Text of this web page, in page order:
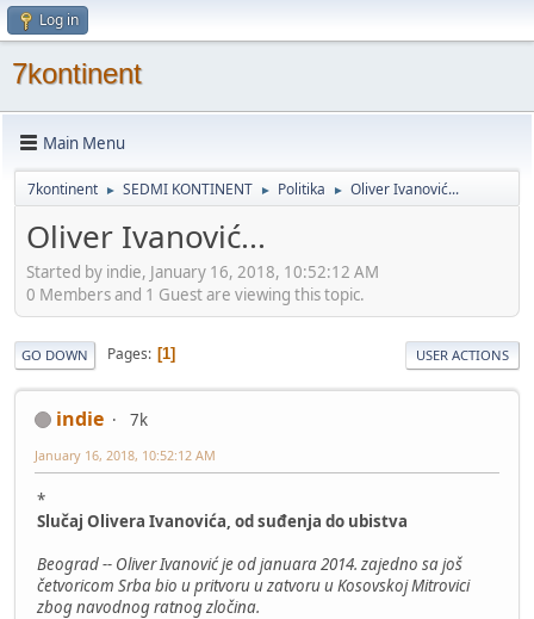
Log in
7kontinent
Main Menu
7kontinent ► SEDMI KONTINENT ► Politika ► Oliver Ivanović...
Oliver Ivanović...
Started by indie, January 16, 2018, 10:52:12 AM
0 Members and 1 Guest are viewing this topic.
GO DOWN Pages 1 USER ACTIONS
indie 7k
January 16, 2018, 10:52:12 AM
*
Slučaj Olivera Ivanovića, od suđenja do ubistva
Beograd -- Oliver Ivanović je od januara 2014. zajedno sa još
četvoricom Srba bio u pritvoru u zatvoru u Kosovskoj Mitrovici
zbog navodnog ratnog zločina.